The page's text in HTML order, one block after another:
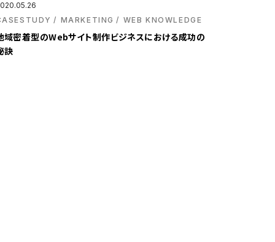
MARKETING WEB KNOWLEDGE
域密着型のWebサイト制作ビジネスにおける成功の
訣